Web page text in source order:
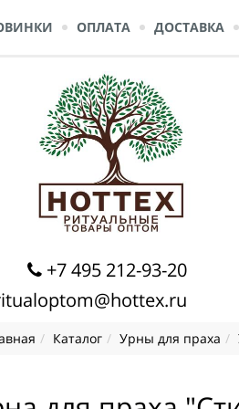
ОПЛАТА ДОСТАВКА
+7 495 212-93-20
Каталог Урны для праха